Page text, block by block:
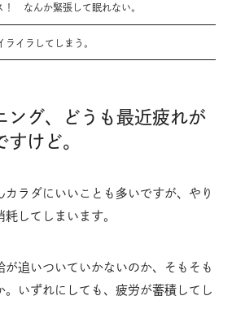
！ なんか緊張して眠れない。
イラしてしまう。
ング、どうも最近疲れが
けど。
ラダにいいことも多いですが、やり
してしまいます。
が追いついていかないのか、そもそも
いずれにしても、疲労が蓄積してし